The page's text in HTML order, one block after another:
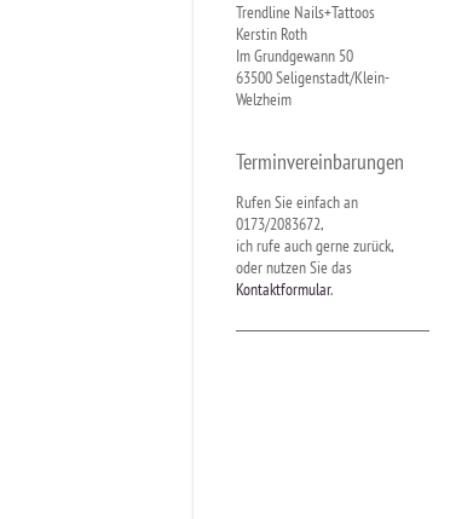
Trendline Nails+Tattoos
Kerstin Roth
Im Grundgewann 50
63500 Seligenstadt/Klein-
Welzheim
Terminvereinbarungen
Rufen Sie einfach an
0173/2083672,
ich rufe auch gerne zurück,
oder nutzen Sie das
Kontaktformular.